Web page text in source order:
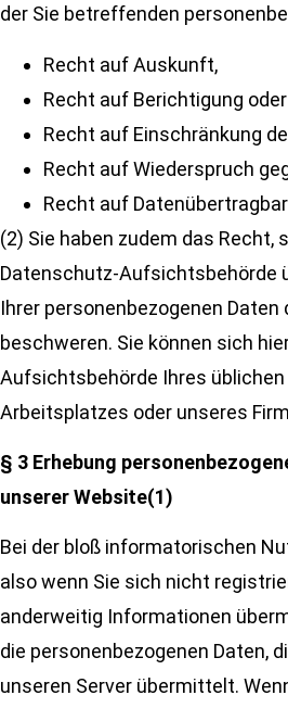
der Sie betreffenden
Recht auf Auskunft,
Recht auf Berichtigung
Recht auf Einschränkung
Recht auf Wiederspruch
Recht auf
(2) Sie haben zudem das Recht,
Datenschutz-Aufsichtsbehörde
Ihrer personenbezogenen Daten
beschweren. Sie können sich
Aufsichtsbehörde Ihres
Arbeitsplatzes oder unseres
§ 3 Erhebung
unserer Website(1)
Bei der bloß informatorischen
also wenn Sie sich nicht
anderweitig Informationen
die personenbezogenen Daten,
unseren Server übermittelt.